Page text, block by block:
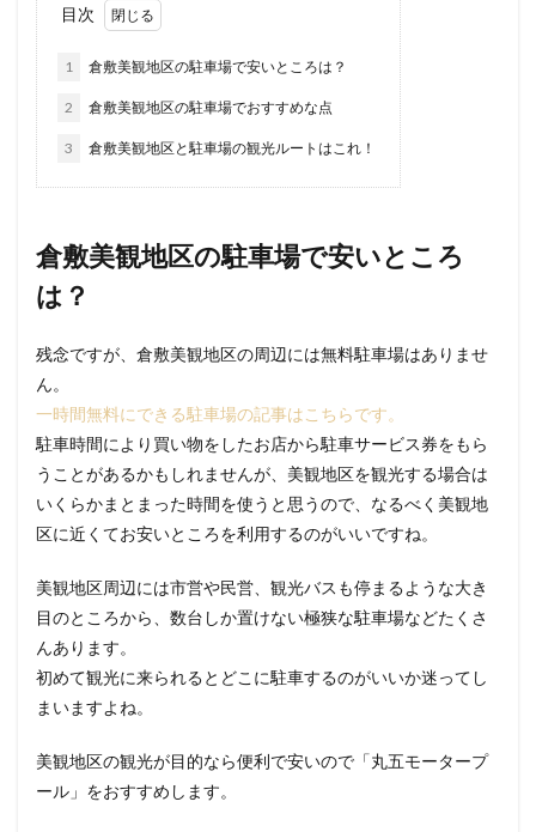
目次
1 倉敷美観地区の駐車場で安いところは？
2 倉敷美観地区の駐車場でおすすめな点
3 倉敷美観地区と駐車場の観光ルートはこれ！
倉敷美観地区の駐車場で安いところ
は？
残念ですが、倉敷美観地区の周辺には無料駐車場はありませ
ん。
一時間無料にできる駐車場の記事はこちらです。
駐車時間により買い物をしたお店から駐車サービス券をもら
うことがあるかもしれませんが、美観地区を観光する場合は
いくらかまとまった時間を使うと思うので、なるべく美観地
区に近くてお安いところを利用するのがいいですね。
美観地区周辺には市営や民営、観光バスも停まるような大き
目のところから、数台しか置けない極狭な駐車場などたくさ
んあります。
初めて観光に来られるとどこに駐車するのがいいか迷ってし
まいますよね。
美観地区の観光が目的なら便利で安いので「丸五モータープ
ール」をおすすめします。